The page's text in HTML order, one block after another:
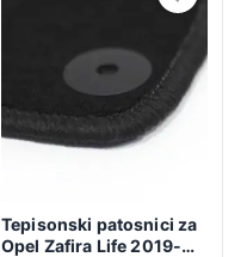
Tepisonski patosnici za
Opel Zafira Life 2019-